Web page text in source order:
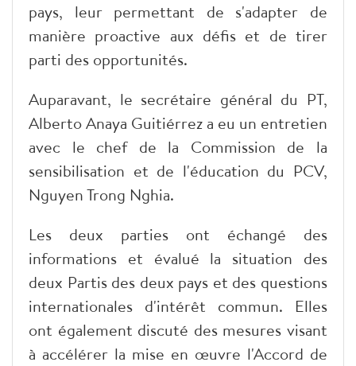
pays, leur permettant de s'adapter de
manière proactive aux défis et de tirer
parti des opportunités.
Auparavant, le secrétaire général du PT,
Alberto Anaya Guitiérrez a eu un entretien
avec le chef de la Commission de la
sensibilisation et de l'éducation du PCV,
Nguyen Trong Nghia.
Les deux parties ont échangé des
informations et évalué la situation des
deux Partis des deux pays et des questions
internationales d'intérêt commun. Elles
ont également discuté des mesures visant
à accélérer la mise en œuvre l'Accord de